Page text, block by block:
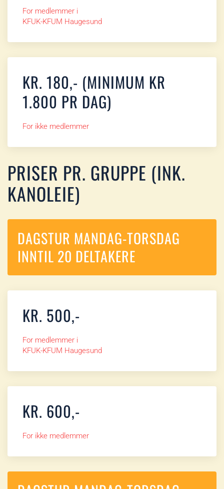
For medlemmer i
KFUK-KFUM Haugesund
KR. 180,- (MINIMUM KR
1.800 PR DAG)
For ikke medlemmer
PRISER PR. GRUPPE (INK.
KANOLEIE)
DAGSTUR MANDAG-TORSDAG
INNTIL 20 DELTAKERE
KR. 500,-
For medlemmer i
KFUK-KFUM Haugesund
KR. 600,-
For ikke medlemmer